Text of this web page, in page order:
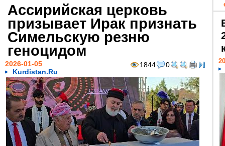
Ассирийская церковь
призывает Ирак признать
Симельскую резню
геноцидом
1844 0
2026-01-05
Kurdistan.Ru